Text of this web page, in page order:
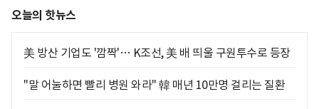
오늘의 핫뉴스
美 방산 기업도 '깜짝'… K조선, 美 배 띄울 구원투수로 등장
"말 어눌하면 빨리 병원 와라" 韓 매년 10만명 걸리는 질환